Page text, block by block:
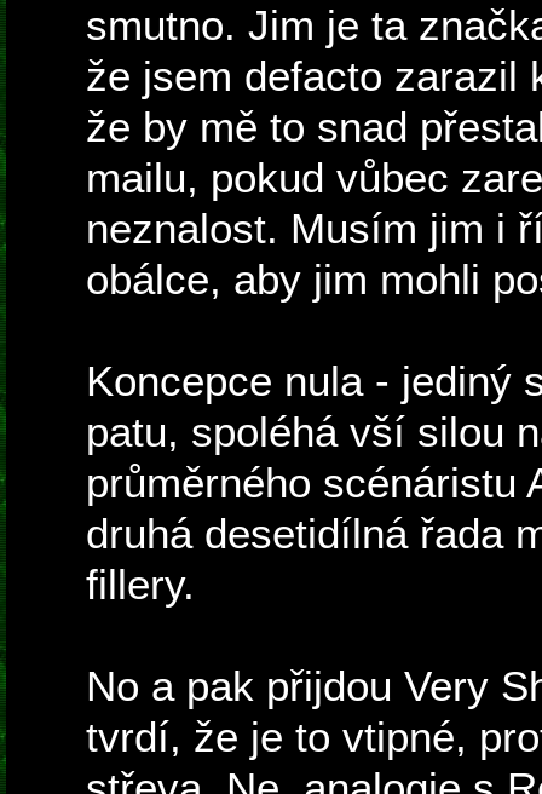
smutno. Jim je ta
že jsem defacto zarazil
že by mě to snad
mailu, pokud vůbec
neznalost. Musím jim i
obálce, aby jim mohli
Koncepce nula - jediný
patu, spoléhá vší silou
průměrného scénáristu
druhá desetidílná řada
fillery.
No a pak přijdou Very
tvrdí, že je to vtipné,